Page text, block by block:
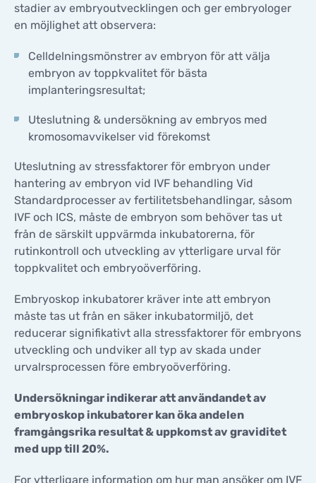
stadier av embryoutvecklingen och ger embryologer
en möjlighet att observera:
Celldelningsmönstrer av embryon för att välja
embryon av toppkvalitet för bästa
implanteringsresultat;
Uteslutning & undersökning av embryos med
kromosomavvikelser vid förekomst
Uteslutning av stressfaktorer för embryon under
hantering av embryon vid IVF behandling Vid
Standardprocesser av fertilitetsbehandlingar, såsom
IVF och ICS, måste de embryon som behöver tas ut
från de särskilt uppvärmda inkubatorerna, för
rutinkontroll och utveckling av ytterligare urval för
toppkvalitet och embryoöverföring.
Embryoskop inkubatorer kräver inte att embryon
måste tas ut från en säker inkubatormiljö, det
reducerar signifikativt alla stressfaktorer för embryons
utveckling och undviker all typ av skada under
urvalrsprocessen före embryoöverföring.
Undersökningar indikerar att användandet av
embryoskop inkubatorer kan öka andelen
framgångsrika resultat & uppkomst av graviditet
med upp till 20%.
For ytterligare information om hur man ansöker om IVF